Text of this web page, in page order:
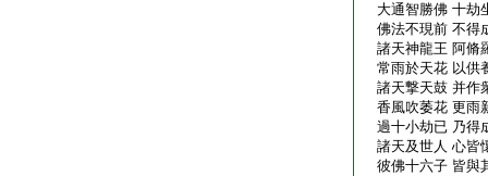
大通智勝佛 十劫
佛法不現前 不得
諸天神龍王 阿脩
常雨於天花 以供
諸天撃天鼓 并作
香風吹萎花 更雨
過十小劫已 乃得
諸天及世人 心皆
彼佛十六子 皆與